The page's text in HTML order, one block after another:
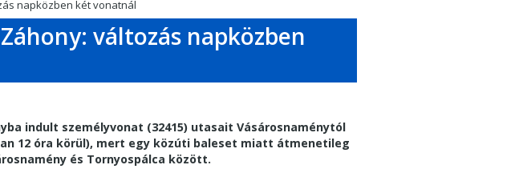
napközben két vonatnál
változás napközben
indult személyvonat (32415) utasait Vásárosnaménytól
12 óra körül), mert egy közúti baleset miatt átmenetileg
és Tornyospálca között.